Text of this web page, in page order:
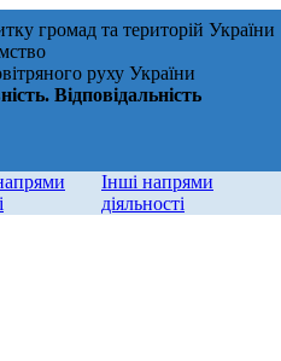
громад та територій України
руху України
Відповідальність
Інші напрями
діяльності